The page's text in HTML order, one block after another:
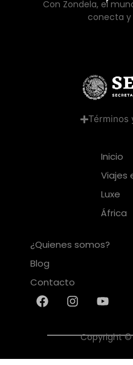
Con Zondela, el
conecta
Términos
Inicio
Viajes
Luxe
África
¿Quienes somos?
Blog
Contacto
Copyright ©